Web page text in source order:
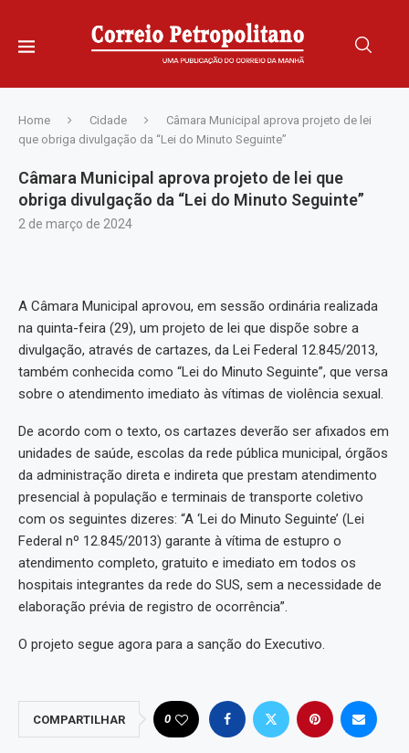
Home Cidade
Câmara Municipal aprova projeto de lei
que obriga divulgação da “Lei do Minuto Seguinte”
Câmara Municipal aprova projeto de lei que
obriga divulgação da “Lei do Minuto Seguinte”
2 de março de 2024
A Câmara Municipal aprovou, em sessão ordinária realizada
na quinta-feira (29), um projeto de lei que dispõe sobre a
divulgação, através de cartazes, da Lei Federal 12.845/2013,
também conhecida como “Lei do Minuto Seguinte”, que versa
sobre o atendimento imediato às vítimas de violência sexual.
De acordo com o texto, os cartazes deverão ser afixados em
unidades de saúde, escolas da rede pública municipal, órgãos
da administração direta e indireta que prestam atendimento
presencial à população e terminais de transporte coletivo
com os seguintes dizeres: “A ‘Lei do Minuto Seguinte’ (Lei
Federal nº 12.845/2013) garante à vítima de estupro o
atendimento completo, gratuito e imediato em todos os
hospitais integrantes da rede do SUS, sem a necessidade de
elaboração prévia de registro de ocorrência”.
O projeto segue agora para a sanção do Executivo.
COMPARTILHAR 0